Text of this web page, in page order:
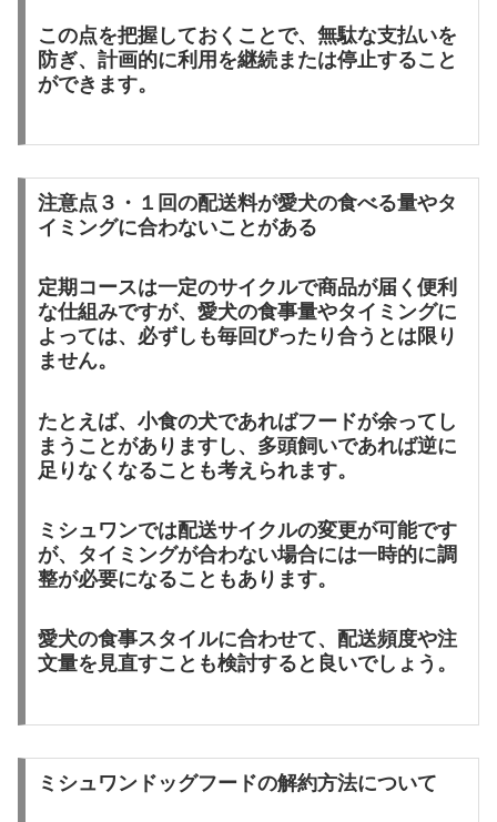
この点を把握しておくことで、無駄な支払いを
防ぎ、計画的に利用を継続または停止すること
ができます。
注意点３・１回の配送料が愛犬の食べる量やタ
イミングに合わないことがある
定期コースは一定のサイクルで商品が届く便利
な仕組みですが、愛犬の食事量やタイミングに
よっては、必ずしも毎回ぴったり合うとは限り
ません。
たとえば、小食の犬であればフードが余ってし
まうことがありますし、多頭飼いであれば逆に
足りなくなることも考えられます。
ミシュワンでは配送サイクルの変更が可能です
が、タイミングが合わない場合には一時的に調
整が必要になることもあります。
愛犬の食事スタイルに合わせて、配送頻度や注
文量を見直すことも検討すると良いでしょう。
ミシュワンドッグフードの解約方法について